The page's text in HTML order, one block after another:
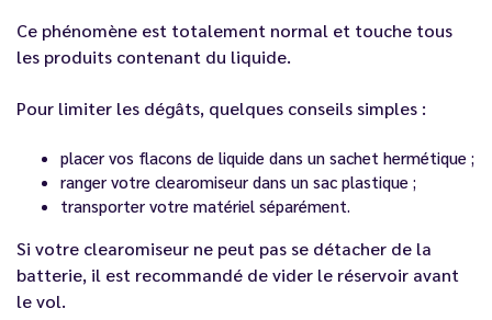
Ce phénomène est totalement normal et touche tous
les produits contenant du liquide.
Pour limiter les dégâts, quelques conseils simples :
placer vos flacons de liquide dans un sachet hermétique ;
ranger votre clearomiseur dans un sac plastique ;
transporter votre matériel séparément.
Si votre clearomiseur ne peut pas se détacher de la
batterie, il est recommandé de vider le réservoir avant
le vol.